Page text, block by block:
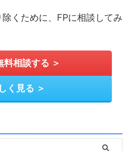
くために、FPに相談してみ
料相談する ＞
く見る ＞